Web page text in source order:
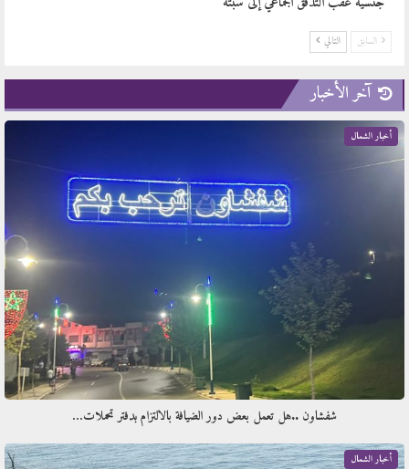
السابق التالي
آخر الأخبار
أخبار الشمال
شفشاون ..هل تعمل بعض دور الضيافة بالالتزام بدفتر تحملات…
أخبار الشمال